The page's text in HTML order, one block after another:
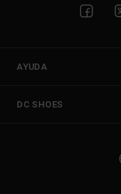
AYUDA
DC SHOES